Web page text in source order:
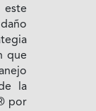
que
la
por